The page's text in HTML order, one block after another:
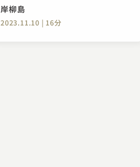
岸柳島
2023.11.10 | 16分